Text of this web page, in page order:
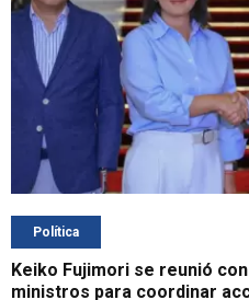
Política
Keiko Fujimori se reunió
ministros para coordinar